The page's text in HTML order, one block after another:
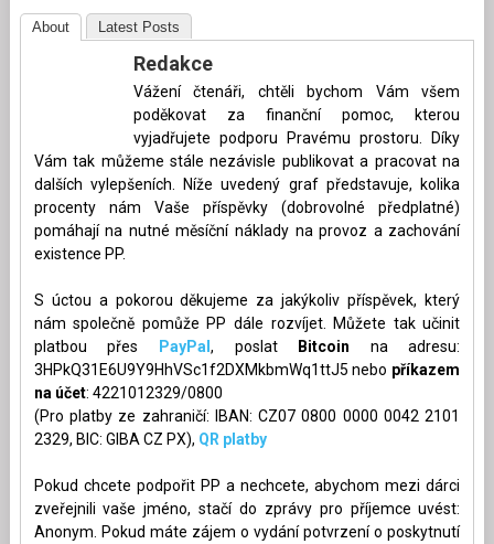
About Latest Posts
Redakce
Vážení čtenáři, chtěli bychom Vám všem
poděkovat za finanční pomoc, kterou
vyjadřujete podporu Pravému prostoru. Díky
Vám tak můžeme stále nezávisle publikovat a pracovat na
dalších vylepšeních. Níže uvedený graf představuje, kolika
procenty nám Vaše příspěvky (dobrovolné předplatné)
pomáhají na nutné měsíční náklady na provoz a zachování
existence PP.
S úctou a pokorou děkujeme za jakýkoliv příspěvek, který
nám společně pomůže PP dále rozvíjet. Můžete tak učinit
platbou přes
PayPal, poslat Bitcoin na adresu:
3HPkQ31E6U9Y9HhVSc1f2DXMkbmWq1ttJ5 nebo příkazem
na účet: 4221012329/0800
(Pro platby ze zahraničí: IBAN: CZ07 0800 0000 0042 2101
2329, BIC: GIBA CZ PX), QR platby
Pokud chcete podpořit PP a nechcete, abychom mezi dárci
zveřejnili vaše jméno, stačí do zprávy pro příjemce uvést:
Anonym. Pokud máte zájem o vydání potvrzení o poskytnutí